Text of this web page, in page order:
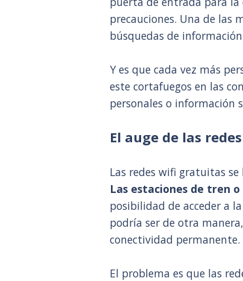
precauciones. Una de las
búsquedas de
Y es que cada vez más
este cortafuegos en las
personales o información
El auge de las
Las redes wifi gratuitas
Las estaciones de tren
posibilidad de acceder a
podría ser de otra
conectividad permanente.
El problema es que las